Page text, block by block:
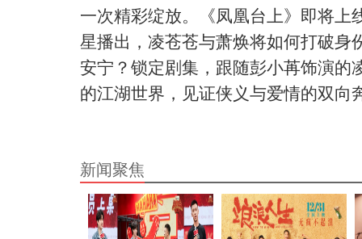
一次精彩绽放。《凤凰台上》即将上
星播出，凌苍苍与萧焕将如何打破身
安宁？锁定剧集，跟随彭小苒饰演的
的江湖世界，见证侠义与爱情的双向
新闻聚焦